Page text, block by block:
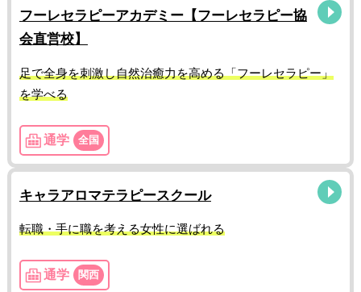
フーレセラピーアカデミー【フーレセラピー協
会直営校】
足で全身を刺激し自然治癒力を高める「フーレセラピー」
を学べる
通学 全国
キャラアロマテラピースクール
転職・手に職を考える女性に選ばれる
通学 関西